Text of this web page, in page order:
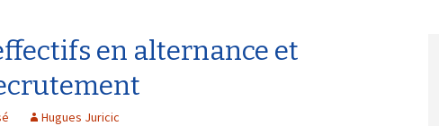
en alternance et
Hugues Juricic